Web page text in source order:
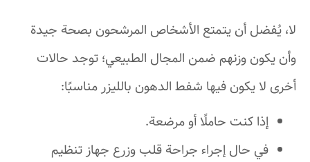
لا، يُفضل أن يتمتع الأشخاص المرشحون بصحة جيدة
وأن يكون وزنهم ضمن المجال الطبيعي؛ توجد حالات
أخرى لا يكون فيها شفط الدهون بالليزر مناسبًا:
إذا كنت حاملًا أو مرضعة.
في حال إجراء جراحة قلب وزرع جهاز تنظيم